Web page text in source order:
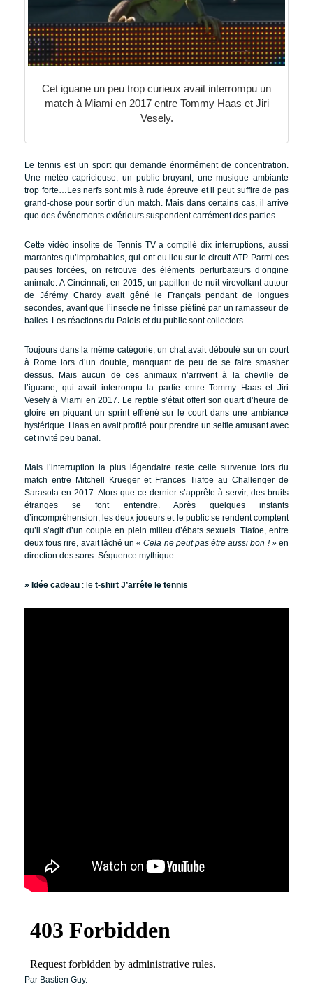
Cet iguane un peu trop curieux avait interrompu un
match à Miami en 2017 entre Tommy Haas et Jiri
Vesely.
Le tennis est un sport qui demande énormément de concentration.
Une météo capricieuse, un public bruyant, une musique ambiante
trop forte…Les nerfs sont mis à rude épreuve et il peut suffire de pas
grand-chose pour sortir d’un match. Mais dans certains cas, il arrive
que des événements extérieurs suspendent carrément des parties.
Cette vidéo insolite de Tennis TV a compilé dix interruptions, aussi
marrantes qu’improbables, qui ont eu lieu sur le circuit ATP. Parmi ces
pauses forcées, on retrouve des éléments perturbateurs d’origine
animale. A Cincinnati, en 2015, un papillon de nuit virevoltant autour
de Jérémy Chardy avait gêné le Français pendant de longues
secondes, avant que l’insecte ne finisse piétiné par un ramasseur de
balles. Les réactions du Palois et du public sont collectors.
Toujours dans la même catégorie, un chat avait déboulé sur un court
à Rome lors d’un double, manquant de peu de se faire smasher
dessus. Mais aucun de ces animaux n’arrivent à la cheville de
l’iguane, qui avait interrompu la partie entre Tommy Haas et Jiri
Vesely à Miami en 2017. Le reptile s’était offert son quart d’heure de
gloire en piquant un sprint effréné sur le court dans une ambiance
hystérique. Haas en avait profité pour prendre un selfie amusant avec
cet invité peu banal.
Mais l’interruption la plus légendaire reste celle survenue lors du
match entre Mitchell Krueger et Frances Tiafoe au Challenger de
Sarasota en 2017. Alors que ce dernier s’apprête à servir, des bruits
étranges se font entendre. Après quelques instants
d’incompréhension, les deux joueurs et le public se rendent comptent
qu’il s’agit d’un couple en plein milieu d’ébats sexuels. Tiafoe, entre
deux fous rire, avait lâché un« Cela ne peut pas être aussi bon ! »en
direction des sons. Séquence mythique.
» Idée cadeau : le t-shirt J’arrête le tennis
Par Bastien Guy.